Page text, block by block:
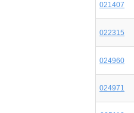
021407
022315
024960
024971